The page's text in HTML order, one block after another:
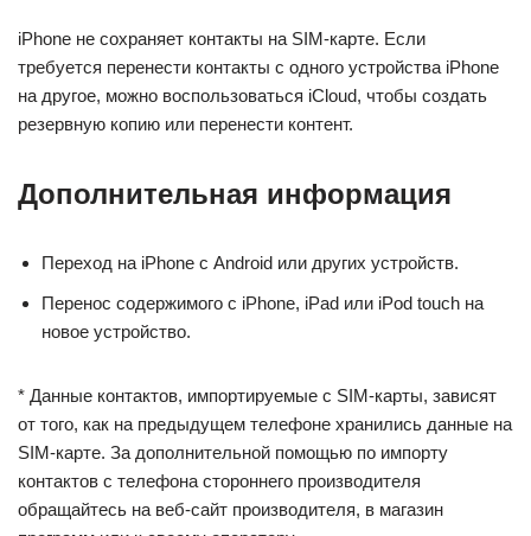
iPhone не сохраняет контакты на SIM-карте. Если
требуется перенести контакты с одного устройства iPhone
на другое, можно воспользоваться iCloud, чтобы создать
резервную копию или перенести контент.
Дополнительная информация
Переход на iPhone с Android или других устройств.
Перенос содержимого с iPhone, iPad или iPod touch на
новое устройство.
* Данные контактов, импортируемые с SIM-карты, зависят
от того, как на предыдущем телефоне хранились данные на
SIM-карте. За дополнительной помощью по импорту
контактов с телефона стороннего производителя
обращайтесь на веб-сайт производителя, в магазин